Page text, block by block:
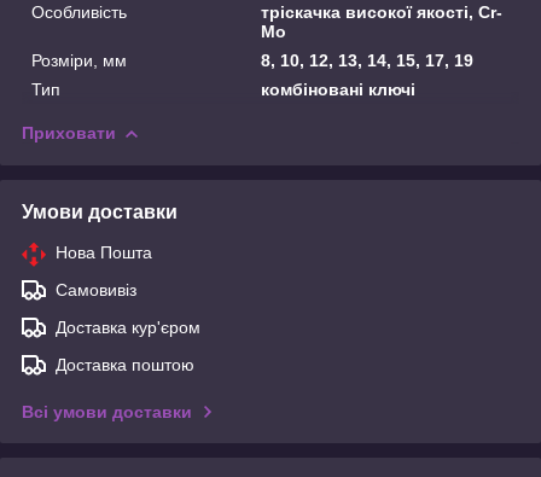
Особливість
тріскачка високої якості, Cr-
Mo
Розміри, мм
8, 10, 12, 13, 14, 15, 17, 19
Тип
комбіновані ключі
Приховати
Умови доставки
Нова Пошта
Самовивіз
Доставка кур'єром
Доставка поштою
Всі умови доставки